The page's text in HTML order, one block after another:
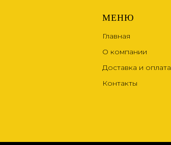
МЕНЮ
Главная
О компании
Доставка и оплата
Контакты